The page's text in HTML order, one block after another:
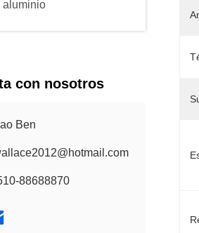
aluminio
con nosotros
Ben
88688870